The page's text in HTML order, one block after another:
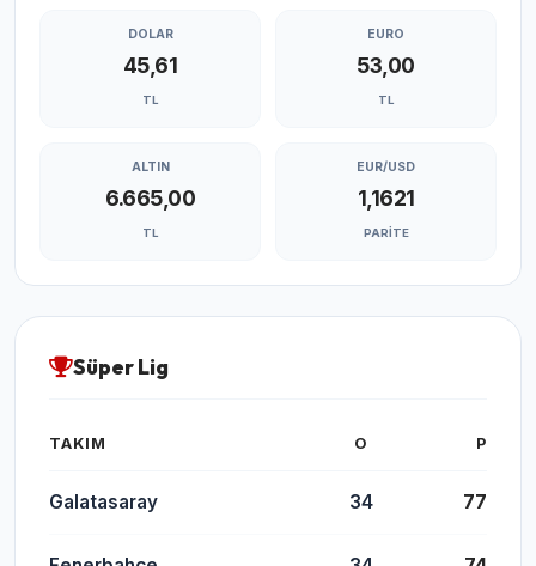
DOLAR
45,61
TL
EURO
53,00
TL
ALTIN
6.665,00
TL
EUR/USD
1,1621
PARITE
Süper Lig
TAKIM O P
Galatasaray 34 77